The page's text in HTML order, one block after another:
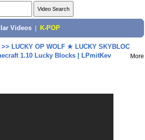
Videos K-POP
LUCKY OP WOLF ★ LUCKY SKYBLOC
1.10 Lucky Blocks | LPmitKev
More